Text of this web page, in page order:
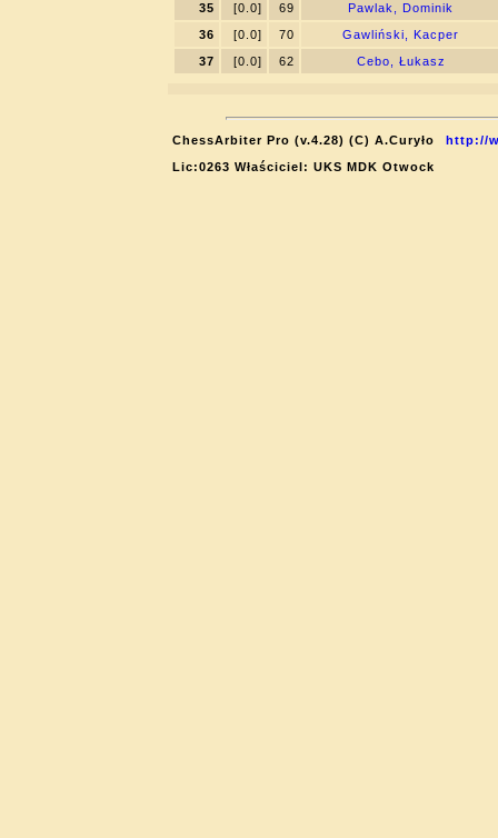
35
[0.0] 69
Pawlak, Dominik
36
[0.0] 70
Gawliński, Kacper
37
[0.0] 62 Cebo, Łukasz
ChessArbiter Pro (v.4.28) (C) A.Curyło
http://
Lic:0263 Właściciel: UKS MDK Otwock